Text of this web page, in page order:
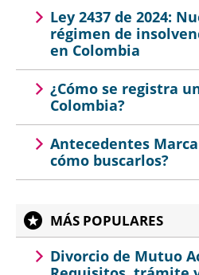
Ley 2437 de 2024:
régimen de
en Colombia
¿Cómo se registra
Colombia?
Antecedentes
cómo buscarlos?
MÁS POPULARES
Divorcio de Mutuo